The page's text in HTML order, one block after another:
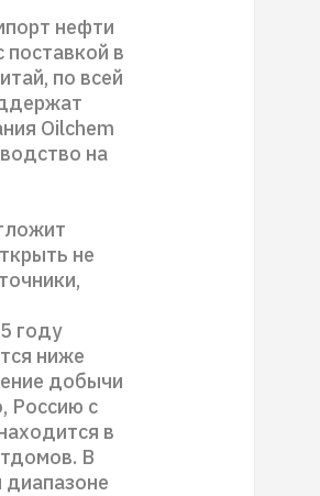
нефти
поставкой в
по всей
Oilchem
на
не
году
ниже
добычи
Россию с
в
В
диапазоне